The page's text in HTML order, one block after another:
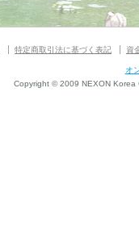
特定商取引法に基づく表記 資
オ
Copyright © 2009 NEXON Korea